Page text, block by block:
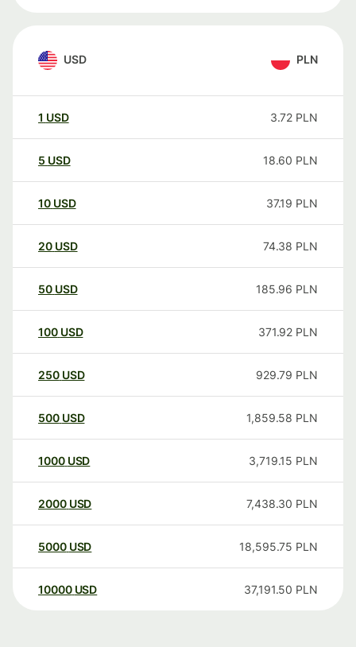
USD PLN
1 USD 3.72 PLN
5 USD 18.60 PLN
10 USD 37.19 PLN
20 USD 74.38 PLN
50 USD 185.96 PLN
100 USD 371.92 PLN
250 USD 929.79 PLN
500 USD 1,859.58 PLN
1000 USD 3,719.15 PLN
2000 USD 7,438.30 PLN
5000 USD 18,595.75 PLN
10000 USD 37,191.50 PLN